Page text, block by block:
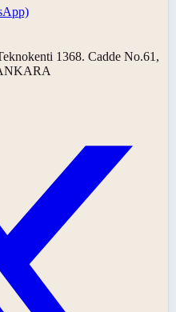
1368. Cadde No.61,